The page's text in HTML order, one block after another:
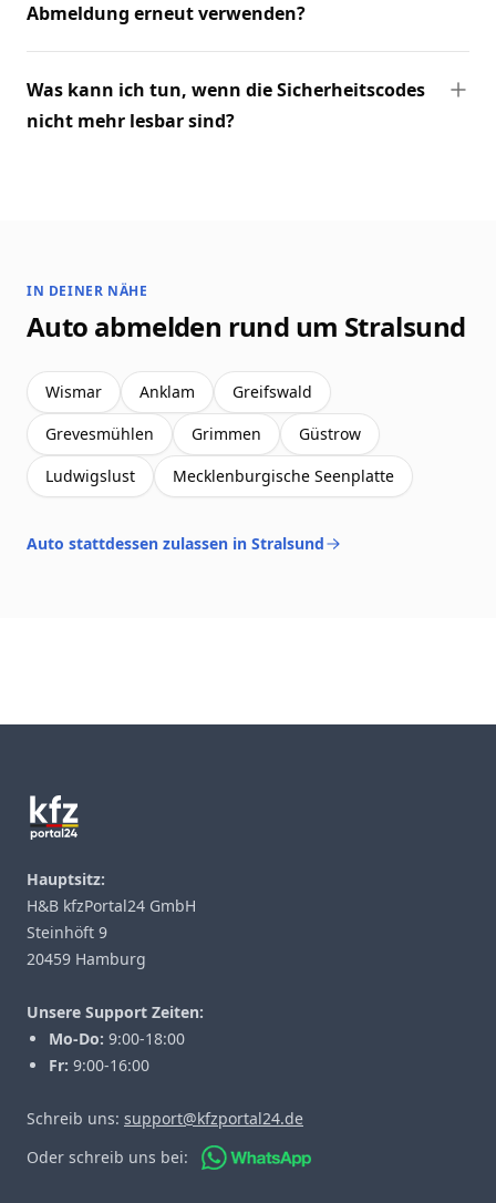
Abmeldung erneut verwenden?
Was kann ich tun, wenn die Sicherheitscodes
nicht mehr lesbar sind?
IN DEINER NÄHE
Auto abmelden rund um Stralsund
Wismar Anklam
Greifswald
Grevesmühlen
Grimmen
Güstrow
Ludwigslust
Mecklenburgische Seenplatte
Auto stattdessen zulassen in Stralsund
Hauptsitz:
H&B kfzPortal24 GmbH
Steinhöft 9
20459 Hamburg
Unsere Support Zeiten:
Mo-Do: 9:00-18:00
Fr: 9:00-16:00
Schreib uns: support@kfzportal24.de
Oder schreib uns bei: